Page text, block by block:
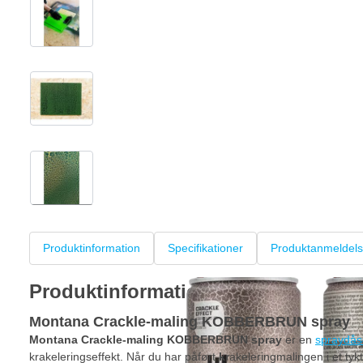
View larger image
View larger image
+2
Produktinformation Specifikationer
Produktinformation
Montana Crackle-maling KOBBERBRUN spray
Montana Crackle-maling KOBBERBRUN sprayer en
krakeleringseffekt. Når du har påførtkrakeleringmalingen i et